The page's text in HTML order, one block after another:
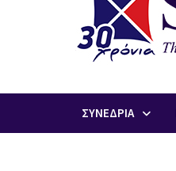
ΣΥΝΕΔΡΙΑ